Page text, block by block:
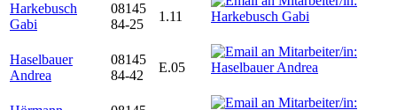
Harkebusch
Gabi
08145
84-25
1.11
Haselbauer
Andrea
08145
84-42
E.05